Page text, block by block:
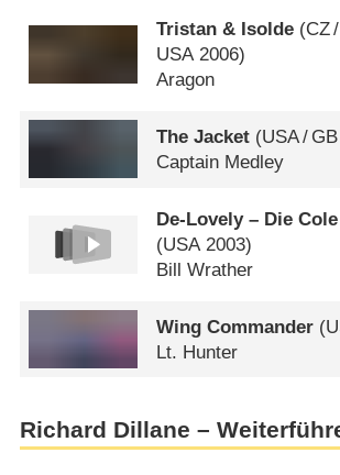
Tristan & Isolde (CZ/
USA2006)
Aragon
The Jacket (USA/ GB
Captain Medley
De-Lovely – Die
(USA 2003)
Bill Wrather
Wing Commander (
Lt. Hunter
Richard Dillane –